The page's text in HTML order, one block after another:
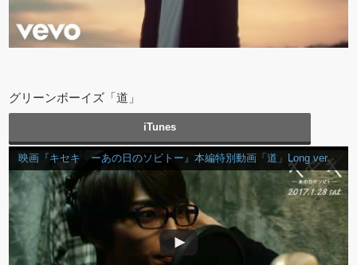
グリーンボーイズ「道」
iTunes
映画『キセキ ーあの日のソビトー』本編特別動画「道」Long ver.